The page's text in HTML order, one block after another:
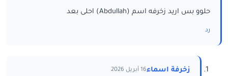
حلوو بس اريد زخرفه اسم (Abdullah) احلى بعد
رد
زخرفة اسماء16 أبريل 2026